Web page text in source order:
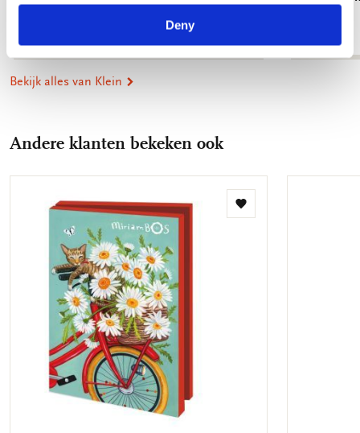
Deny
Bekijk alles van Klein
Andere klanten bekeken ook
Toevoegen